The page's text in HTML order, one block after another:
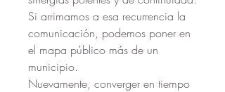
Si arrimamos a esa recurrencia la
comunicación, podemos poner en
el mapa público más de un
municipio.
Nuevamente, converger en tiempo